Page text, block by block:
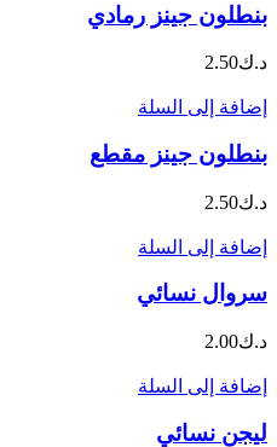
بنطلون جينز رمادي
د.ك2.50
إضافة إلى السلة
بنطلون جينز مقطع
د.ك2.50
إضافة إلى السلة
سروال نسائي
د.ك2.00
إضافة إلى السلة
ليجن نسائي